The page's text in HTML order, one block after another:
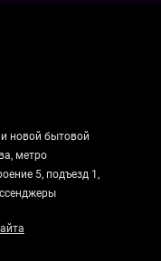
и новой бытовой
метро
5, подъезд 1,